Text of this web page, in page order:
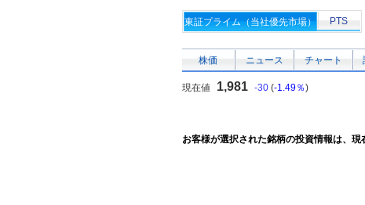
東証プライム（当社優先市場） PTS
株価 ニュース チャート
現在値 1,981 -30 (-1.49％)
お客様が選択された銘柄の投資情報は、現